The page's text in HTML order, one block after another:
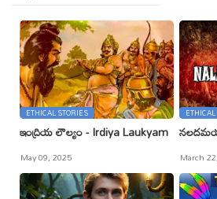
ETHICAL STORIES
ఇంద్రియ లౌల్యం - Irdiya Laukyam
May 09, 2025 March